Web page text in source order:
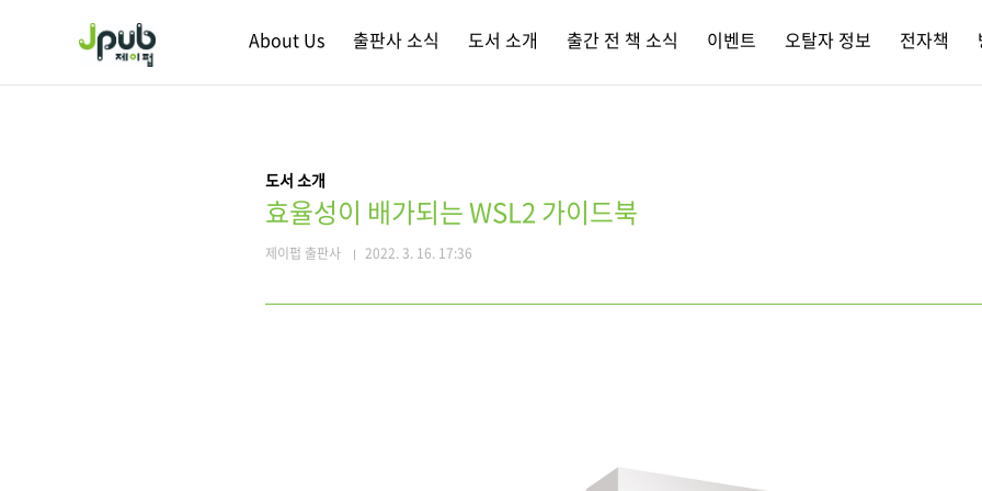
About Us 출판사 소식 도서 소개 출간 전 책 소식 이벤트 오탈자 정보 전자책
도서 소개
효율성이 배가되는 WSL2 가이드북
제이펍 출판사 2022. 3. 16. 17:36